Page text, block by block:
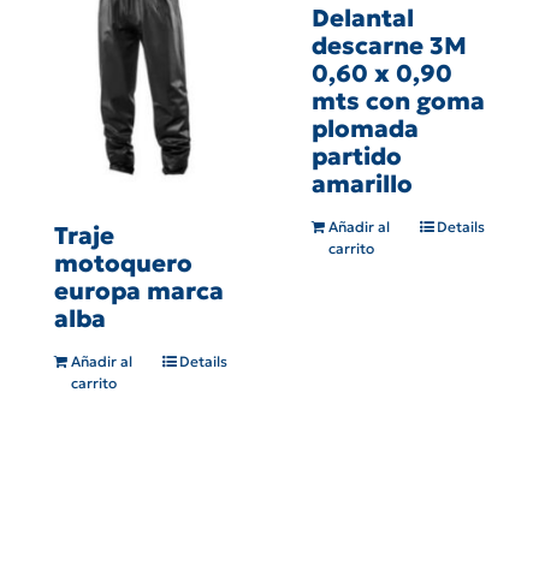
Traje
motoquero
europa marca
alba
Añadir al
carrito
Details
Delantal
descarne 3M
0,60 x 0,90
mts con goma
plomada
partido
amarillo
Añadir al
carrito
Details